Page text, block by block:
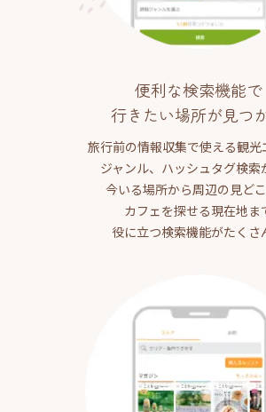
便利な検索機能で
行きたい場所が見つ
旅行前の情報収集で使える観光
ジャンル、ハッシュタグ検索
今いる場所から周辺の見ど
カフェを探せる現在地ま
役に立つ検索機能がたくさ